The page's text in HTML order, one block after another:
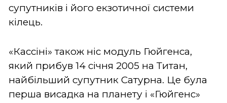
супутників і його екзотичної системи
кілець.
«Кассіні» також ніс модуль Гюйгенса,
який прибув 14 січня 2005 на Титан,
найбільший супутник Сатурна. Це була
перша висадка на планету і «Гюйгенс»